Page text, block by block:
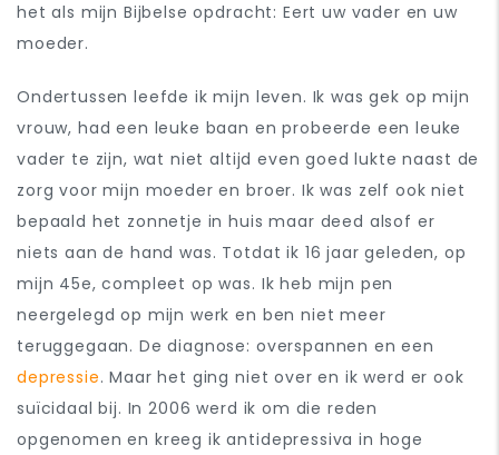
het als mijn Bijbelse opdracht: Eert uw vader en uw
moeder.
Ondertussen leefde ik mijn leven. Ik was gek op mijn
vrouw, had een leuke baan en probeerde een leuke
vader te zijn, wat niet altijd even goed lukte naast de
zorg voor mijn moeder en broer. Ik was zelf ook niet
bepaald het zonnetje in huis maar deed alsof er
niets aan de hand was. Totdat ik 16 jaar geleden, op
mijn 45e, compleet op was. Ik heb mijn pen
neergelegd op mijn werk en ben niet meer
teruggegaan. De diagnose: overspannen en een
depressie. Maar het ging niet over en ik werd er ook
suïcidaal bij. In 2006 werd ik om die reden
opgenomen en kreeg ik antidepressiva in hoge